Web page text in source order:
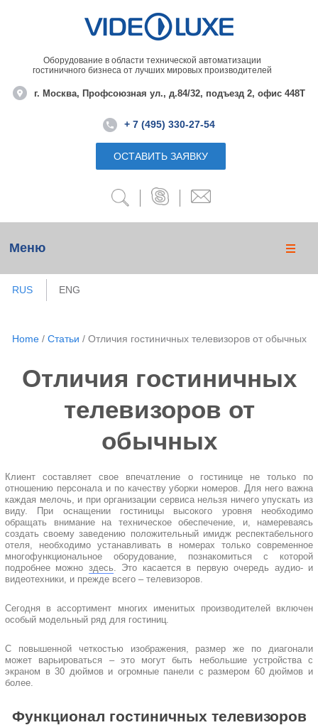
Оборудование в области технической автоматизации
гостиничного бизнеса от лучших мировых производителей
г. Москва, Профсоюзная ул., д.84/32, подъезд 2, офис 448Т
+ 7 (495) 330-27-54
ОСТАВИТЬ ЗАЯВКУ
Меню
RUS ENG
Home/ Статьи / Отличия гостиничных телевизоров от обычных
Отличия гостиничных
телевизоров от
обычных
Клиент составляет свое впечатление о гостинице не только по
отношению персонала и по качеству уборки номеров. Для него важна
каждая мелочь, и при организации сервиса нельзя ничего упускать из
виду. При оснащении гостиницы высокого уровня необходимо
обращать внимание на техническое обеспечение, и, намереваясь
создать своему заведению положительный имидж респектабельного
отеля, необходимо устанавливать в номерах только современное
многофункциональное оборудование, познакомиться с которой
подробнее можно здесь. Это касается в первую очередь аудио- и
видеотехники, и прежде всего – телевизоров.
Сегодня в ассортимент многих именитых производителей включен
особый модельный ряд для гостиниц.
С повышенной четкостью изображения, размер же по диагонали
может варьироваться – это могут быть небольшие устройства с
экраном в 30 дюймов и огромные панели с размером 60 дюймов и
более.
Функционал гостиничных телевизоров